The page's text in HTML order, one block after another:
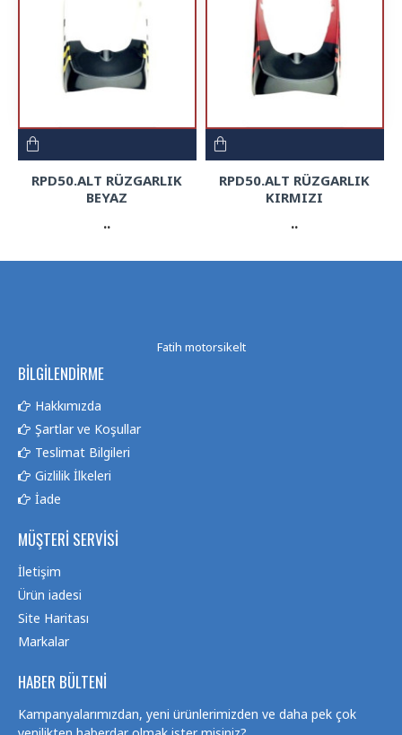
RPD50.ALT RÜZGARLIK
BEYAZ
..
RPD50.ALT RÜZGARLIK
KIRMIZI
..
Fatih motorsikelt
BILGILENDIRME
Hakkımızda
Şartlar ve Koşullar
Teslimat Bilgileri
Gizlilik İlkeleri
İade
MÜŞTERI SERVISI
İletişim
Ürün iadesi
Site Haritası
Markalar
HABER BÜLTENI
Kampanyalarımızdan, yeni ürünlerimizden ve daha pek çok